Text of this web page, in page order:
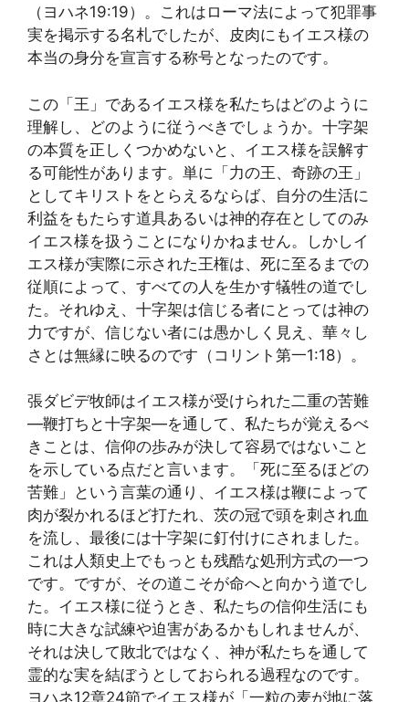
（ヨハネ19:19）。これはローマ法によって犯罪事
実を掲示する名札でしたが、皮肉にもイエス様の
本当の身分を宣言する称号となったのです。
この「王」であるイエス様を私たちはどのように
理解し、どのように従うべきでしょうか。十字架
の本質を正しくつかめないと、イエス様を誤解す
る可能性があります。単に「力の王、奇跡の王」
としてキリストをとらえるならば、自分の生活に
利益をもたらす道具あるいは神的存在としてのみ
イエス様を扱うことになりかねません。しかしイ
エス様が実際に示された王権は、死に至るまでの
従順によって、すべての人を生かす犠牲の道でし
た。それゆえ、十字架は信じる者にとっては神の
力ですが、信じない者には愚かしく見え、華々し
さとは無縁に映るのです（コリント第一1:18）。
張ダビデ牧師はイエス様が受けられた二重の苦難
—鞭打ちと十字架—を通して、私たちが覚えるべ
きことは、信仰の歩みが決して容易ではないこと
を示している点だと言います。「死に至るほどの
苦難」という言葉の通り、イエス様は鞭によって
肉が裂かれるほど打たれ、茨の冠で頭を刺され血
を流し、最後には十字架に釘付けにされました。
これは人類史上でもっとも残酷な処刑方式の一つ
です。ですが、その道こそが命へと向かう道でし
た。イエス様に従うとき、私たちの信仰生活にも
時に大きな試練や迫害があるかもしれませんが、
それは決して敗北ではなく、神が私たちを通して
霊的な実を結ぼうとしておられる過程なのです。
ヨハネ12章24節でイエス様が「一粒の麦が地に落